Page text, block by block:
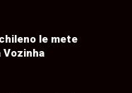
le mete
Vozinha